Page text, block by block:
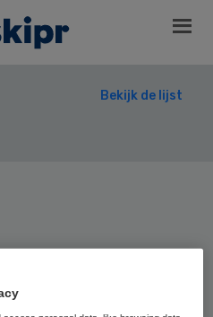
Bekijk de lijst